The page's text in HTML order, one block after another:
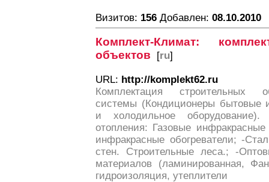
Визитов: 156 Добавлен: 08.10.2010
Комплект-Климат:
объектов [ru]
URL: http://komplekt62.ru
Комплектация строительных
системы (Кондиционеры бытовые
и холодильное оборудование).
отопления: Газовые инфракрасные
инфракрасные обогреватели; -
стен. Строительные леса.; -
материалов (ламинированная,
гидроизоляция, утеплители